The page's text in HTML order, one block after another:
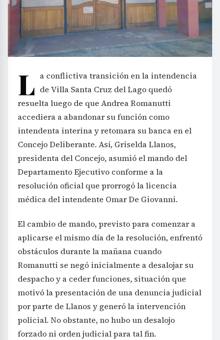
L a conflictiva transición en la intendencia
de Villa Santa Cruz del Lago quedó
resuelta luego de que Andrea Romanutti
accediera a abandonar su función como
intendenta interina y retomara su banca en el
Concejo Deliberante. Así, Griselda Llanos,
presidenta del Concejo, asumió el mando del
Departamento Ejecutivo conforme a la
resolución oficial que prorrogó la licencia
médica del intendente Omar De Giovanni.
El cambio de mando, previsto para comenzar a
aplicarse el mismo día de la resolución, enfrentó
obstáculos durante la mañana cuando
Romanutti se negó inicialmente a desalojar su
despacho y a ceder funciones, situación que
motivó la presentación de una denuncia judicial
por parte de Llanos y generó la intervención
policial. No obstante, no hubo un desalojo
forzado ni orden judicial para tal fin.